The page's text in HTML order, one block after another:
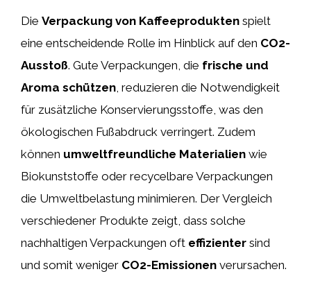
Die Verpackung von Kaffeeprodukten spielt
eine entscheidende Rolle im Hinblick auf den CO2-
Ausstoß. Gute Verpackungen, die frische und
Aroma schützen, reduzieren die Notwendigkeit
für zusätzliche Konservierungsstoffe, was den
ökologischen Fußabdruck verringert. Zudem
können umweltfreundliche Materialien wie
Biokunststoffe oder recycelbare Verpackungen
die Umweltbelastung minimieren. Der Vergleich
verschiedener Produkte zeigt, dass solche
nachhaltigen Verpackungen oft effizienter sind
und somit weniger CO2-Emissionen verursachen.